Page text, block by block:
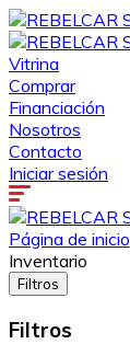
Vitrina
Comprar
Financiación
Nosotros
Contacto
Iniciar sesión
Página de inicio
Inventario
Filtros
Filtros